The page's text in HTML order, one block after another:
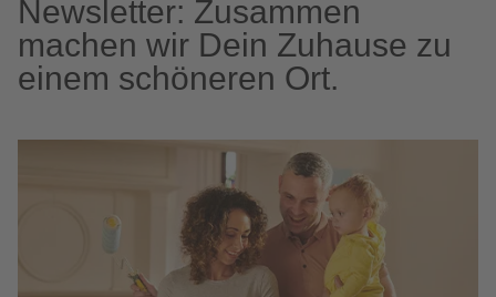
Newsletter: Zusammen
machen wir Dein Zuhause zu
einem schöneren Ort.